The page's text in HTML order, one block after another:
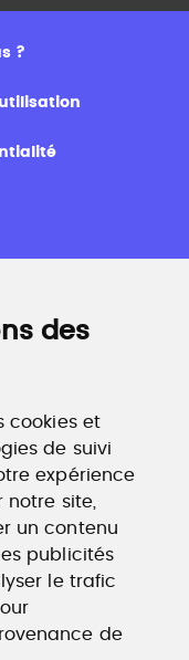
des
cookies et
de suivi
expérience
notre site,
un contenu
publicités
le trafic
de
?
visites et
aux métiers
techniques de